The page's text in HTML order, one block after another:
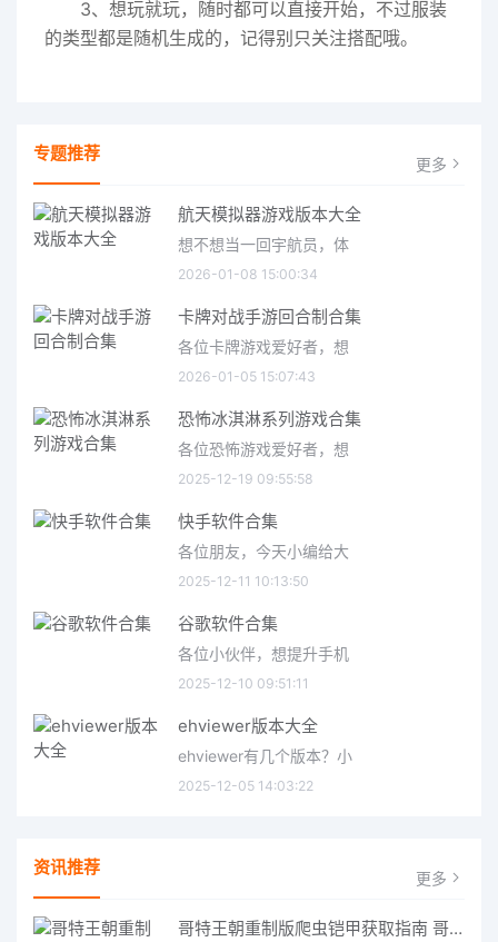
3、想玩就玩，随时都可以直接开始，不过服装
的类型都是随机生成的，记得别只关注搭配哦。
专题推荐 更多
航天模拟器游戏版本大全
想不想当一回宇航员，体
2026-01-08 15:00:34
卡牌对战手游回合制合集
各位卡牌游戏爱好者，想
2026-01-05 15:07:43
恐怖冰淇淋系列游戏合集
各位恐怖游戏爱好者，想
2025-12-19 09:55:58
快手软件合集
各位朋友，今天小编给大
2025-12-11 10:13:50
谷歌软件合集
各位小伙伴，想提升手机
2025-12-10 09:51:11
ehviewer版本大全
ehviewer有几个版本？小
2025-12-05 14:03:22
资讯推荐 更多
哥特王朝重制版爬虫铠甲获取指南 哥特王朝重制版爬虫铠甲获取方法